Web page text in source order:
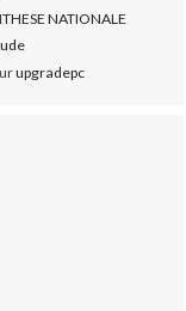
NATIONALE
upgradepc